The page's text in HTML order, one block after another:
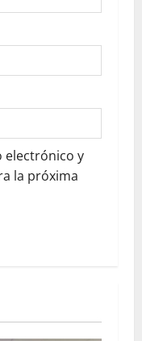
electrónico y
la próxima